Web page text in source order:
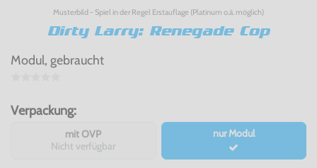
Musterbild - Spiel in der Regel Erstauflage (Platinum o.ä. möglich)
Dirty Larry: Renegade Cop
Modul, gebraucht
Verpackung:
mit OVP
Nicht verfügbar
nur Modul